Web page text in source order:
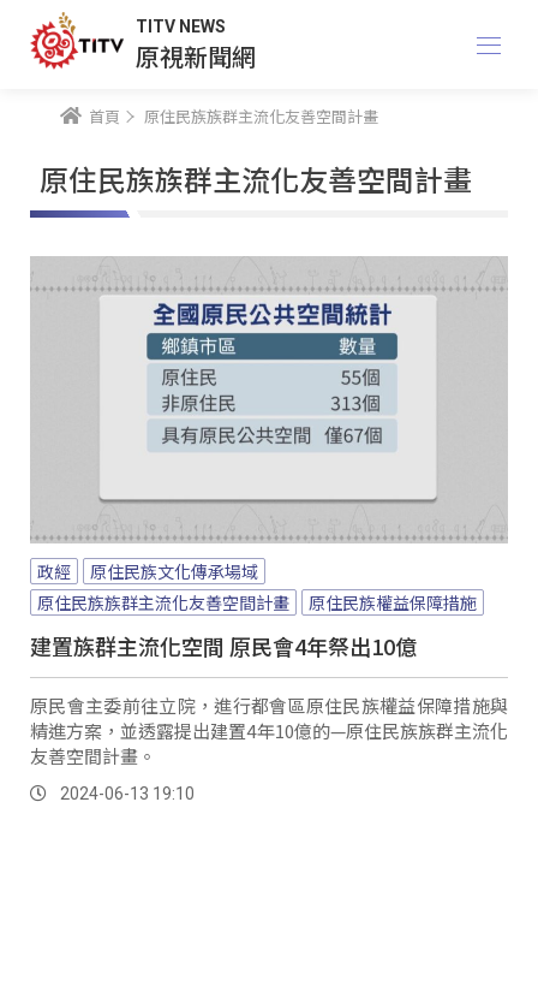
TITV NEWS
原視新聞網
首頁 原住民族族群主流化友善空間計畫
原住民族族群主流化友善空間計畫
政經
原住民族文化傳承場域
原住民族族群主流化友善空間計畫
原住民族權益保障措施
建置族群主流化空間 原民會4年祭出10億
原民會主委前往立院，進行都會區原住民族權益保障措施與
精進方案，並透露提出建置4年10億的—原住民族族群主流化
友善空間計畫。
2024-06-13 19:10